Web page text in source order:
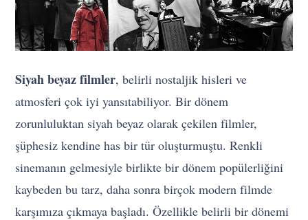
Siyah beyaz filmler, belirli nostaljik hisleri ve
atmosferi çok iyi yansıtabiliyor. Bir dönem
zorunluluktan siyah beyaz olarak çekilen filmler,
şüphesiz kendine has bir tür oluşturmuştu. Renkli
sinemanın gelmesiyle birlikte bir dönem popülerliğini
kaybeden bu tarz, daha sonra birçok modern filmde
karşımıza çıkmaya başladı. Özellikle belirli bir dönemi